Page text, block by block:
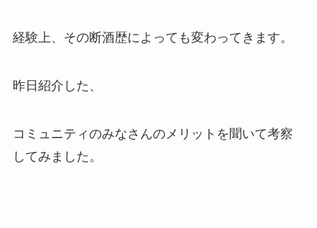
経験上、その断酒歴によっても変わってきます。
昨日紹介した、
コミュニティのみなさんのメリットを聞いて考察
してみました。